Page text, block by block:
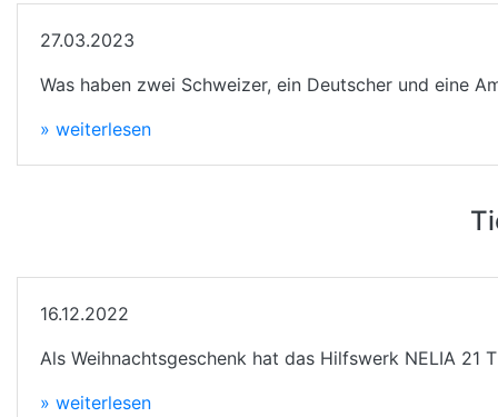
27.03.2023
Was haben zwei Schweizer, ein Deutscher und eine
» weiterlesen
16.12.2022
Als Weihnachtsgeschenk hat das Hilfswerk NELIA
» weiterlesen